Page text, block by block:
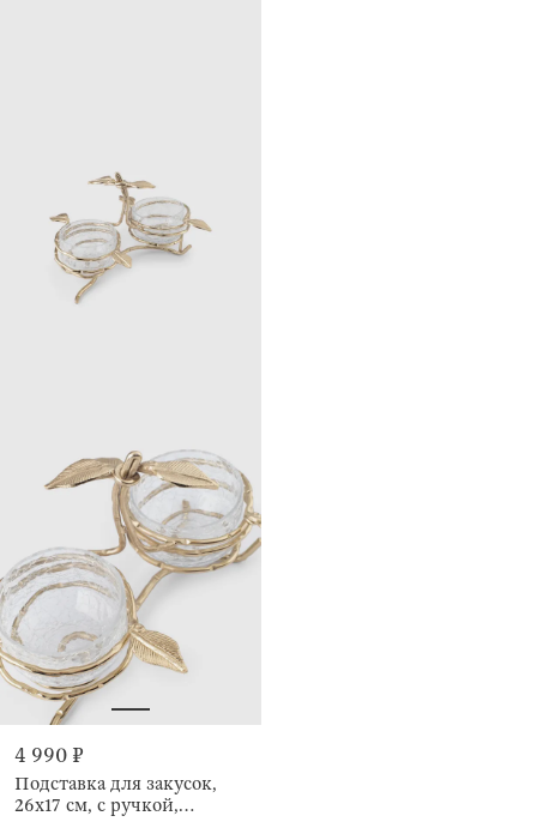
4 990 ₽
Подставка для закусок,
26х17 см, с ручкой,